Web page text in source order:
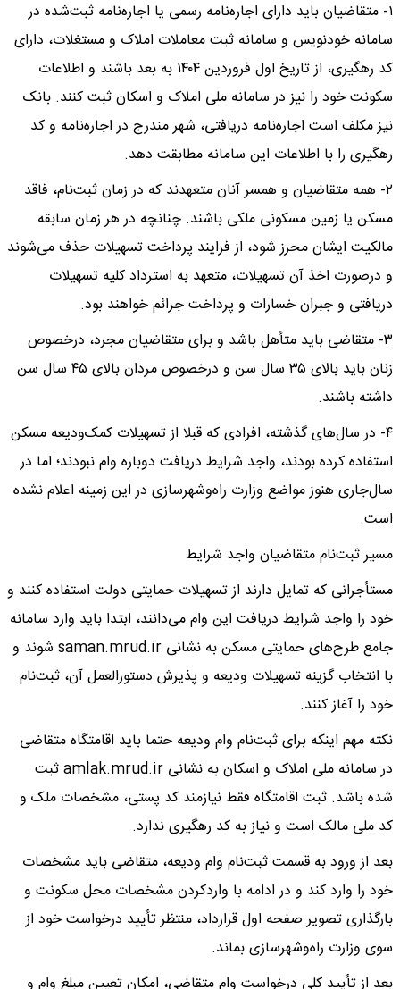
۱- متقاضیان باید دارای اجاره‌نامه رسمی یا اجاره‌نامه ثبت‌شده در
سامانه خودنویس و سامانه ثبت معاملات املاک و مستغلات، دارای
کد رهگیری، از تاریخ اول فروردین ۱۴۰۴ به بعد باشند و اطلاعات
سکونت خود را نیز در سامانه ملی املاک و اسکان ثبت کنند. بانک
نیز مکلف است اجاره‌نامه دریافتی، شهر مندرج در اجاره‌نامه و کد
رهگیری را با اطلاعات این سامانه مطابقت دهد.
۲- همه متقاضیان و همسر آنان متعهدند که در زمان ثبت‌نام، فاقد
مسکن یا زمین مسکونی ملکی باشند. چنانچه در هر زمان سابقه
مالکیت ایشان محرز شود، از فرایند پرداخت تسهیلات حذف می‌شوند
و درصورت اخذ آن تسهیلات، متعهد به استرداد کلیه تسهیلات
دریافتی و جبران خسارات و پرداخت جرائم خواهند بود.
۳- متقاضی باید متأهل باشد و برای متقاضیان مجرد، درخصوص
زنان باید بالای ۳۵ سال سن و درخصوص مردان بالای ۴۵ سال سن
داشته باشند.
۴- در سال‌های گذشته، افرادی که قبلا از تسهیلات کمک‌ودیعه مسکن
استفاده کرده بودند، واجد شرایط دریافت دوباره وام نبودند؛ اما در
سال‌جاری هنوز مواضع وزارت راه‌وشهرسازی در این زمینه اعلام نشده
است.
مسیر ثبت‌نام متقاضیان واجد شرایط
مستأجرانی که تمایل دارند از تسهیلات حمایتی دولت استفاده کنند و
خود را واجد شرایط دریافت این وام می‌دانند، ابتدا باید وارد سامانه
جامع طرح‌های حمایتی مسکن به نشانی saman.mrud.ir شوند و
با انتخاب گزینه تسهیلات ودیعه و پذیرش دستورالعمل آن، ثبت‌نام
خود را آغاز کنند.
نکته مهم اینکه برای ثبت‌نام وام ودیعه حتما باید اقامتگاه متقاضی
در سامانه ملی املاک و اسکان به نشانی amlak.mrud.ir ثبت
شده باشد. ثبت اقامتگاه فقط نیازمند کد پستی، مشخصات ملک و
کد ملی مالک است و نیاز به کد رهگیری ندارد.
بعد از ورود به قسمت ثبت‌نام وام ودیعه، متقاضی باید مشخصات
خود را وارد کند و در ادامه با واردکردن مشخصات محل سکونت و
بارگذاری تصویر صفحه اول قرارداد، منتظر تأیید درخواست خود از
سوی وزارت راه‌وشهرسازی بماند.